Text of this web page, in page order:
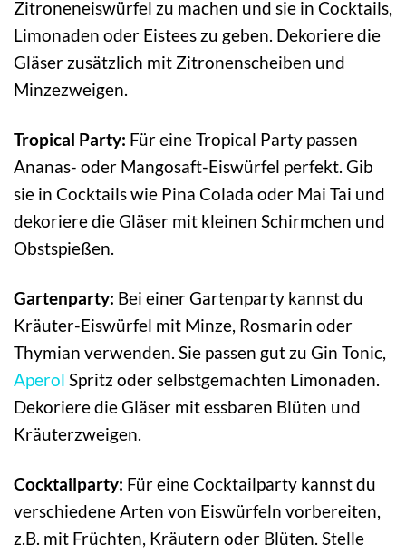
Zitroneneiswürfel zu machen und sie in Cocktails,
Limonaden oder Eistees zu geben. Dekoriere die
Gläser zusätzlich mit Zitronenscheiben und
Minzezweigen.
Tropical Party: Für eine Tropical Party passen
Ananas- oder Mangosaft-Eiswürfel perfekt. Gib
sie in Cocktails wie Pina Colada oder Mai Tai und
dekoriere die Gläser mit kleinen Schirmchen und
Obstspießen.
Gartenparty: Bei einer Gartenparty kannst du
Kräuter-Eiswürfel mit Minze, Rosmarin oder
Thymian verwenden. Sie passen gut zu Gin Tonic,
Aperol Spritz oder selbstgemachten Limonaden.
Dekoriere die Gläser mit essbaren Blüten und
Kräuterzweigen.
Cocktailparty: Für eine Cocktailparty kannst du
verschiedene Arten von Eiswürfeln vorbereiten,
z.B. mit Früchten, Kräutern oder Blüten. Stelle